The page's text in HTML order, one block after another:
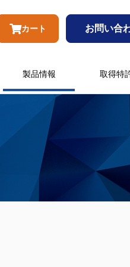
カート お問い合
製品情報 取得特